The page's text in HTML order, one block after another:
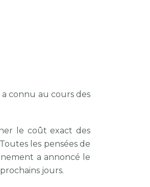
a connu au cours des
le coût exact des
les pensées de
a annoncé le
jours.